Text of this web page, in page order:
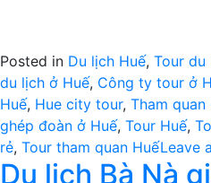
Posted in Du lịch Huế, Tour du
du lịch ở Huế, Công ty tour ở
Huế, Hue city tour, Tham quan
ghép đoàn ở Huế, Tour Huế,
rẻ, Tour tham quan HuếLeave
Du lịch Bà Nà